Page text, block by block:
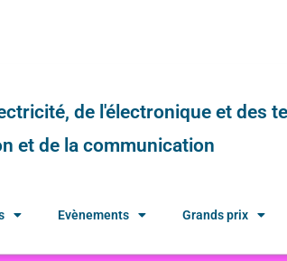
de l'électronique et des
et de la communication
Evènements Grands prix